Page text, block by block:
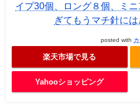
イプ30個、ロング８個、ミ
ぎてもうマチ針には
posted with
楽天市場で見る
Yahooショッピング